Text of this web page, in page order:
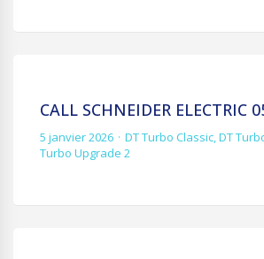
CALL SCHNEIDER ELECTRIC
5 janvier 2026 DT Turbo Classic,DT
Turbo Upgrade 2